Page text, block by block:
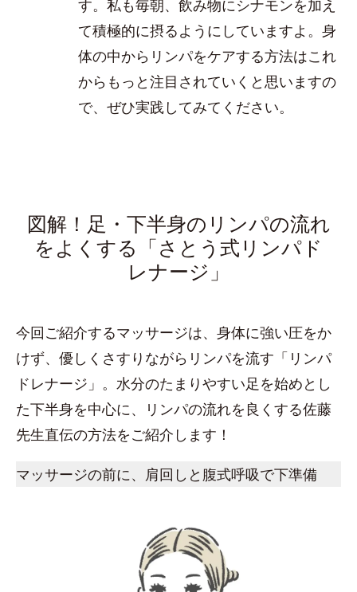
す。私も毎朝、飲み物にシナモンを加え
て積極的に摂るようにしていますよ。身
体の中からリンパをケアする方法はこれ
からもっと注目されていくと思いますの
で、ぜひ実践してみてください。
図解！足・下半身のリンパの流れ
をよくする「さとう式リンパド
レナージ」
今回ご紹介するマッサージは、身体に強い圧をか
けず、優しくさすりながらリンパを流す「リンパ
ドレナージ」。水分のたまりやすい足を始めとし
た下半身を中心に、リンパの流れを良くする佐藤
先生直伝の方法をご紹介します！
マッサージの前に、肩回しと腹式呼吸で下準備